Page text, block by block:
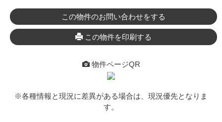
この物件のお問い合わせをする
この物件を印刷する
物件ページQR
※各種情報と現況に差異がある場合は、現況優先となりま
す。